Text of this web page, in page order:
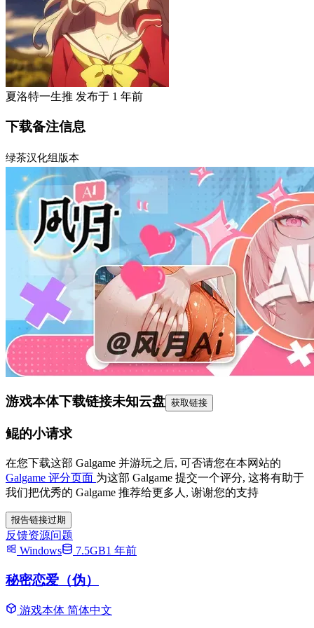
夏洛特一生推 发布于 1 年前
下载备注信息
绿茶汉化组版本
游戏本体下载链接未知云盘 获取链接
鲲的小请求
在您下载这部 Galgame 并游玩之后, 可否请您在本网站的
Galgame 评分页面 为这部 Galgame 提交一个评分, 这将有助于
我们把优秀的 Galgame 推荐给更多人, 谢谢您的支持
报告链接过期
反馈资源问题
Windows
7.5GB1 年前
秘密恋爱（伪）
游戏本体 简体中文